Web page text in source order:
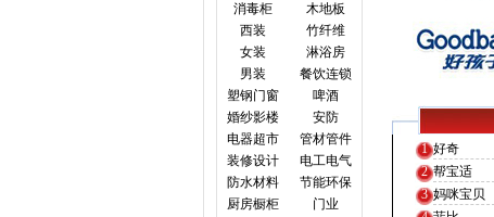
消毒柜
木地板
西装
竹纤维
女装
淋浴房
男装
餐饮连锁
塑钢门窗
啤酒
婚纱影楼
安防
电器超市
管材管件
装修设计
电工电气
防水材料
节能环保
厨房橱柜
门业
1 好奇
2 帮宝适
3 妈咪宝贝